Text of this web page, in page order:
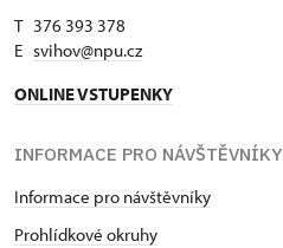
T 376 393 378
E svihov@npu.cz
ONLINE VSTUPENKY
INFORMACE PRO NÁVŠTĚVNÍKY
Informace pro návštěvníky
Prohlídkové okruhy